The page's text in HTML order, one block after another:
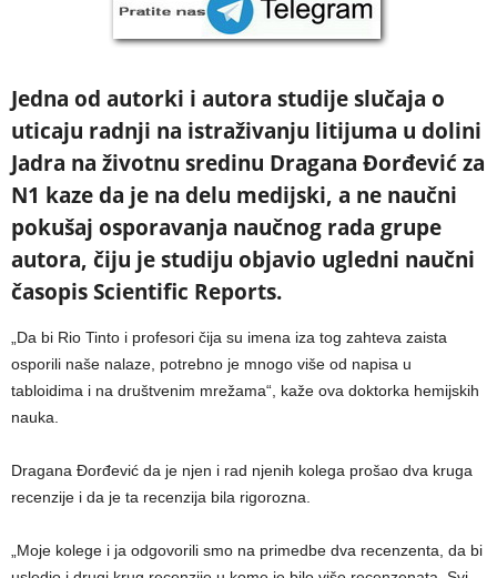
Jedna od autorki i autora studije slučaja o
uticaju radnji na istraživanju litijuma u dolini
Jadra na životnu sredinu Dragana Đorđević za
N1 kaze da je na delu medijski, a ne naučni
pokušaj osporavanja naučnog rada grupe
autora, čiju je studiju objavio ugledni naučni
časopis Scientific Reports.
„Da bi Rio Tinto i profesori čija su imena iza tog zahteva zaista
osporili naše nalaze, potrebno je mnogo više od napisa u
tabloidima i na društvenim mrežama“, kaže ova doktorka hemijskih
nauka.
Dragana Đorđević da je njen i rad njenih kolega prošao dva kruga
recenzije i da je ta recenzija bila rigorozna.
„Moje kolege i ja odgovorili smo na primedbe dva recenzenta, da bi